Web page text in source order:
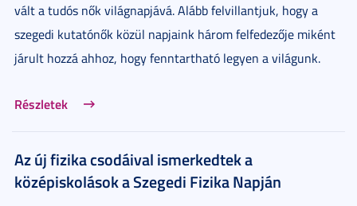
vált a tudós nők világnapjává. Alább felvillantjuk, hogy a
szegedi kutatónők közül napjaink három felfedezője miként
járult hozzá ahhoz, hogy fenntartható legyen a világunk.
Részletek
Az új fizika csodáival ismerkedtek a
középiskolások a Szegedi Fizika Napján